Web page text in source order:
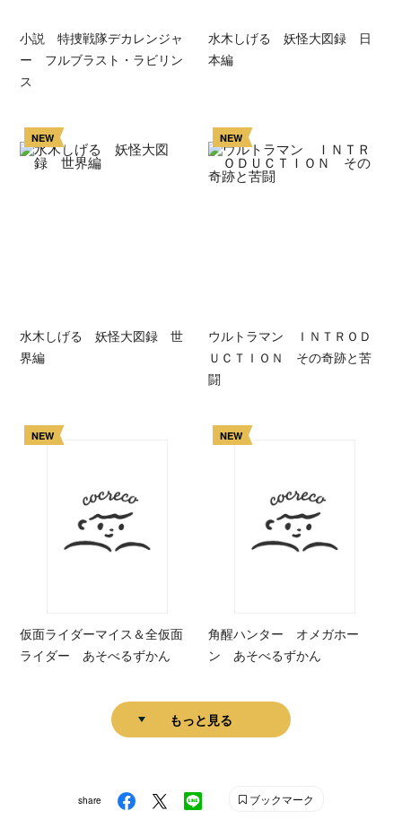
小説 特捜戦隊デカレンジャ
ー フルブラスト・ラビリン
ス
水木しげる 妖怪大図録 日
本編
NEW
水木しげる 妖怪大図録 世
界編
NEW
ウルトラマン ＩＮＴＲＯＤ
ＵＣＴＩＯＮ その奇跡と苦
闘
NEW
仮面ライダーマイス＆全仮面
ライダー あそべるずかん
NEW
角醒ハンター オメガホー
ン あそべるずかん
もっと見る
share ブックマーク